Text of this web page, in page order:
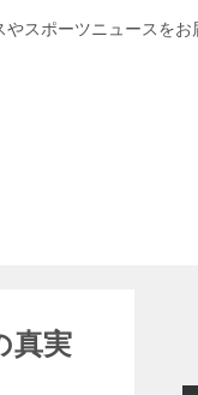
スポーツニュースを
真実